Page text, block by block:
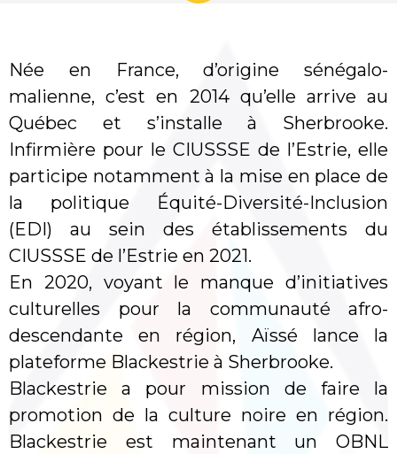
Née en France, d’origine sénégalo-
malienne, c’est en 2014 qu’elle arrive au
Québec et s’installe à Sherbrooke.
Infirmière pour le CIUSSSE de l’Estrie, elle
participe notamment à la mise en place de
la politique Équité-Diversité-Inclusion
(EDI) au sein des établissements du
CIUSSSE de l’Estrie en 2021.
En 2020, voyant le manque d’initiatives
culturelles pour la communauté afro-
descendante en région, Aïssé lance la
plateforme Blackestrie à Sherbrooke.
Blackestrie a pour mission de faire la
promotion de la culture noire en région.
Blackestrie est maintenant un OBNL